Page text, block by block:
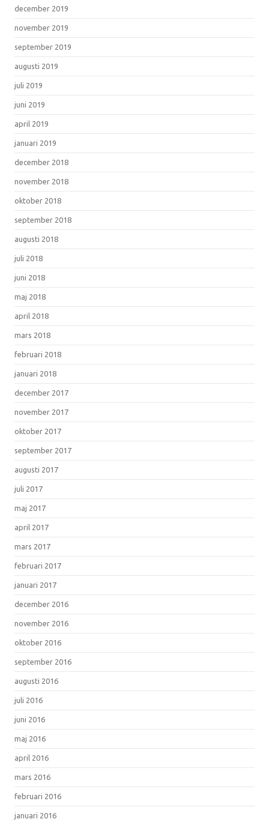
december 2019
november 2019
september 2019
augusti 2019
juli 2019
juni 2019
april 2019
januari 2019
december 2018
november 2018
oktober 2018
september 2018
augusti 2018
juli 2018
juni 2018
maj 2018
april 2018
mars 2018
februari 2018
januari 2018
december 2017
november 2017
oktober 2017
september 2017
augusti 2017
juli 2017
maj 2017
april 2017
mars 2017
februari 2017
januari 2017
december 2016
november 2016
oktober 2016
september 2016
augusti 2016
juli 2016
juni 2016
maj 2016
april 2016
mars 2016
februari 2016
januari 2016